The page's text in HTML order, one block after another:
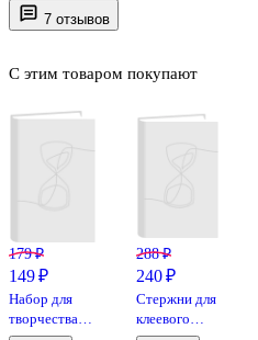
7 отзывов
С этим товаром покупают
179 ₽
149 ₽
Набор для
творчества
288 ₽
240 ₽
Стержни для
клеевого